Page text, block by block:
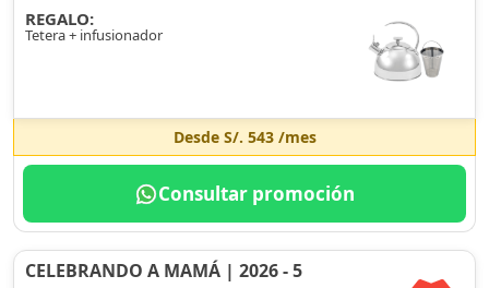
REGALO:
Tetera + infusionador
Desde S/. 543/mes
Consultar promoción
CELEBRANDO A MAMÁ | 2026 - 5